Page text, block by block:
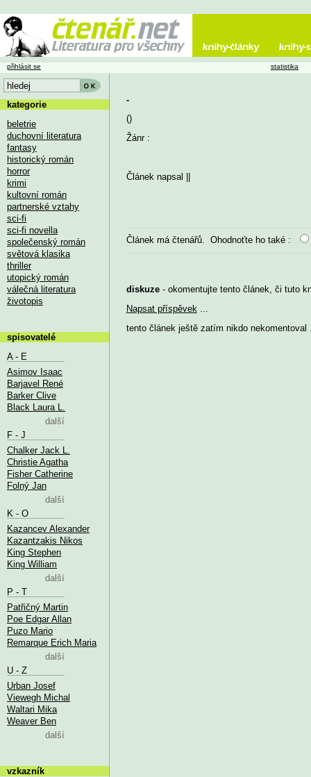
-
()
Žánr :
Článek napsal
Článek má čtenářů. Ohodnoťte ho také :
diskuze- okomentujte tento článek, či tuto
Napsat příspěvek
tento článek ještě zatím nikdo nekomentoval
přihlásit se statistika
kategorie
beletrie
duchovní literatura
fantasy
historický román
horror
krimi
kultovní román
partnerské vztahy
sci-fi
sci-fi novella
společenský román
světová klasika
thriller
utopický román
válečná literatura
životopis
spisovatelé
A - E
Asimov Isaac
Barjavel René
Barker Clive
Black Laura L.
další
F - J
Chalker Jack L.
Christie Agatha
Fisher Catherine
Folný Jan
další
K - O
Kazancev Alexander
Kazantzakis Nikos
King Stephen
King William
další
P - T
Patřičný Martin
Poe Edgar Allan
Puzo Mario
Remarque Erich Maria
další
U - Z
Urban Josef
Viewegh Michal
Waltari Mika
Weaver Ben
další
vzkazník